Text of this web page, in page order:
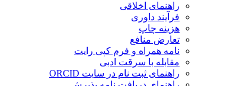
راهنمای اخلاقی
فرآیند داوری
هزینه چاپ
تعارض منافع
نامه همراه و فرم کپی رایت
مقابله با سرقت ادبی
راهنمای ثبت نام در سایت ORCID